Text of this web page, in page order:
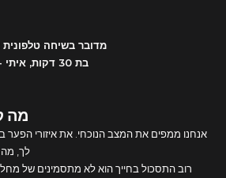
מדובר בשיחה
בת 30 דקות, איתי - אשת הסוד של הבכירים
מה
אנחנו ממפים את המצב הנוכחי. את איזורי
לך,
רוב התסכול בחייך הוא לא מתסמינים של